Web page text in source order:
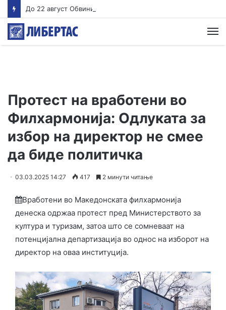
Протест на вработени во
Филхармонија: Одлуката за
избор на директор не смее
да биде политичка
03.03.2025 14:27 417 2 минути читање
Вработени во Македонската филхармонија
денеска одржаа протест пред Министерството за
култура и туризам, затоа што се сомневаат на
потенцијална департизација во однос на изборот на
директор на оваа институција.